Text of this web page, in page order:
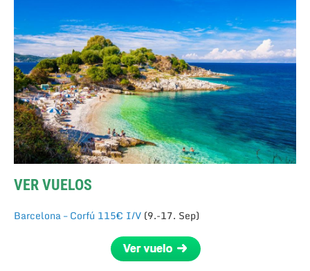
VER VUELOS
Barcelona – Corfú 115€ I/V (9.-17. Sep)